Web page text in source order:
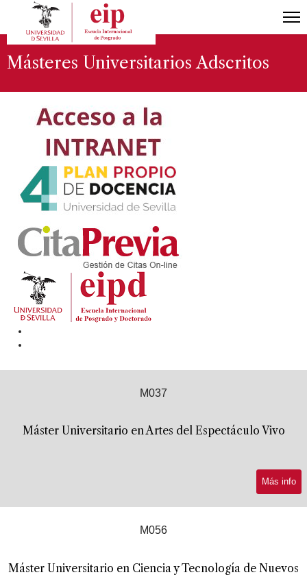
Másteres Universitarios Adscritos
M037
Máster Universitario en Artes del Espectáculo Vivo
Más info
M056
Máster Universitario en Ciencia y Tecnología de Nuevos